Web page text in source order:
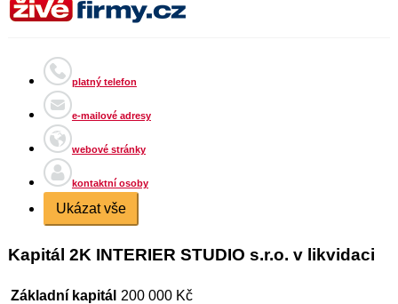
platný telefon
e-mailové adresy
webové stránky
kontaktní osoby
Ukázat vše
Kapitál 2K INTERIER STUDIO s.r.o. v likvidaci
Základní kapitál 200 000 Kč